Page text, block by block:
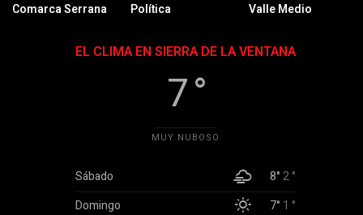
Comarca Serrana
Política
Valle Medio
EL CLIMA EN SIERRA DE LA VENTANA
7 °
MUY NUBOSO
Sábado 8°2 °
Domingo
7° 1 °